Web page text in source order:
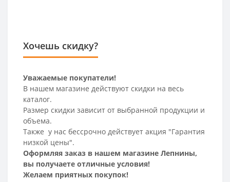
Хочешь скидку?
Уважаемые покупатели!
В нашем магазине действуют скидки на весь
каталог.
Размер скидки зависит от выбранной продукции и
объема.
Также у нас бессрочно действует акция "Гарантия
низкой цены".
Оформляя заказ в нашем магазине Лепнины,
вы получаете отличные условия!
Желаем приятных покупок!